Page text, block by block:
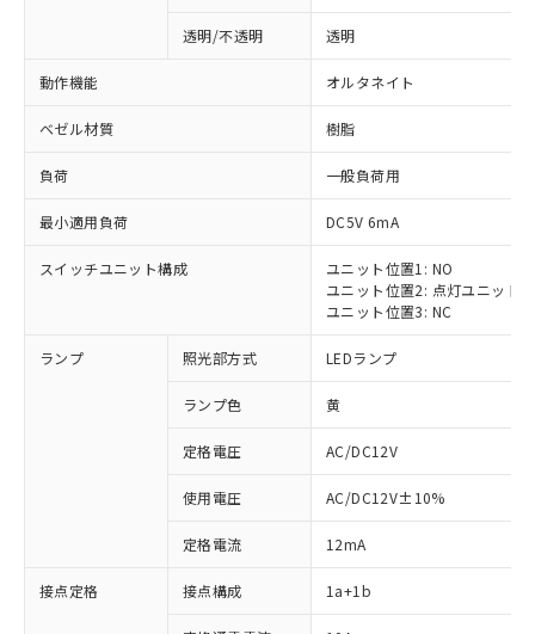
透明/不透明 透明
動作機能 オルタネイト
ベゼル材質 樹脂
負荷 一般負荷用
最小適用負荷 DC5V 6mA
スイッチユニット構成
ユニット位置1: NO
ユニット位置2: 点灯ユニット
ユニット位置3: NC
ランプ 照光部方式 LEDランプ
ランプ色 黄
定格電圧 AC/DC12V
使用電圧 AC/DC12V±10%
定格電流 12mA
接点定格 接点構成 1a+1b